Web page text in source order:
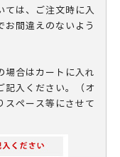
ては、ご注文時に入
お間違えのないよう
場合はカートに入れ
記入ください。（オ
スペース等にさせて